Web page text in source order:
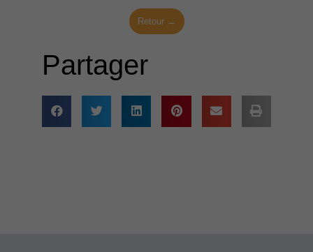
Retour →
Partager